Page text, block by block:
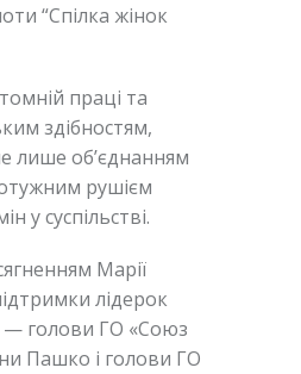
“Спілка жінок
праці та
здібностям,
лише об’єднанням
рушієм
у суспільстві.
Марії
лідерок
— голови ГО «Союз
Пашко і голови ГО